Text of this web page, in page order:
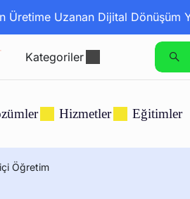
Üretime Uzanan Dijital Dönüşüm
Kategoriler
Hizmetler Eğitimler
Öğretim